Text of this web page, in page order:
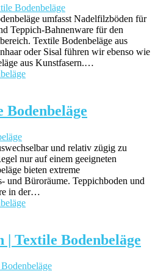
umfasst Nadelfilzböden für
Teppich-Bahnenware für den
Textile Bodenbeläge aus
oder Sisal führen wir ebenso wie
aus Kunstfasern.…
Bodenbeläge
und relativ zügig zu
nur auf einem geeigneten
bieten extreme
und Büroräume. Teppichboden und
in der…
Textile Bodenbeläge